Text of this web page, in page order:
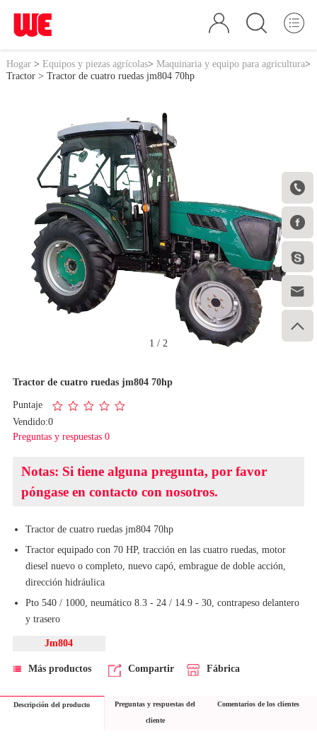





Hogar> Equipos y piezas agrícolas> Maquinaria y equipo para agricultura>
Tractor> Tractor de cuatro ruedas jm804 70hp
1 / 2
Tractor de cuatro ruedas jm804 70hp
Puntaje
Vendido:0
Preguntas y respuestas 0
Notas: Si tiene alguna pregunta, por favor
póngase en contacto con nosotros.
Tractor de cuatro ruedas jm804 70hp
Tractor equipado con 70 HP, tracción en las cuatro ruedas, motor
diesel nuevo o completo, nuevo capó, embrague de doble acción,
dirección hidráulica
Pto 540 / 1000, neumático 8.3 - 24 / 14.9 - 30, contrapeso delantero
y trasero
Jm804
Más productos Compartir Fábrica
Descripción del producto Preguntas y respuestas del
cliente
Comentarios de los clientes